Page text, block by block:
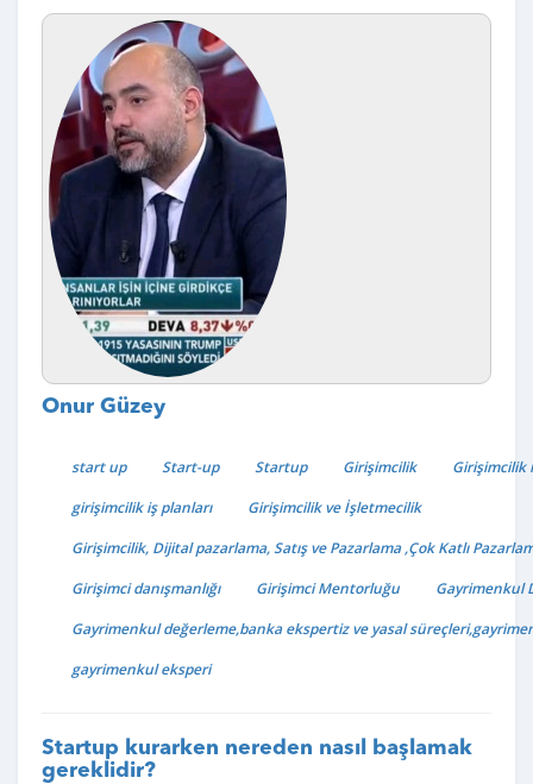
Onur Güzey
start up Start-up Startup Girişimcilik
Girişimcilik
girişimcilik iş planları
Girişimcilik ve İşletmecilik
Girişimcilik, Dijital pazarlama, Satış ve Pazarlama ,Çok Katlı
Girişimci danışmanlığı
Girişimci Mentorluğu
Gayrimenkul
Gayrimenkul değerleme,banka ekspertiz ve yasal
gayrimenkul eksperi
Startup kurarken nereden nasıl başlamak
gereklidir?